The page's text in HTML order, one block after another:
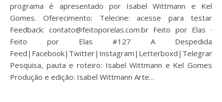
programa é apresentado por Isabel Wittmann e Kel
Gomes. Oferecimento: Telecine: acesse para testar
Feedback: contato@feitoporelas.com.br Feito por Elas ·
Feito por Elas #127 A Despedida
Feed|Facebook|Twitter|Instagram|Letterboxd|Telegram
Pesquisa, pauta e roteiro: Isabel Wittmann e Kel Gomes
Produção e edição: Isabel Wittmann Arte…